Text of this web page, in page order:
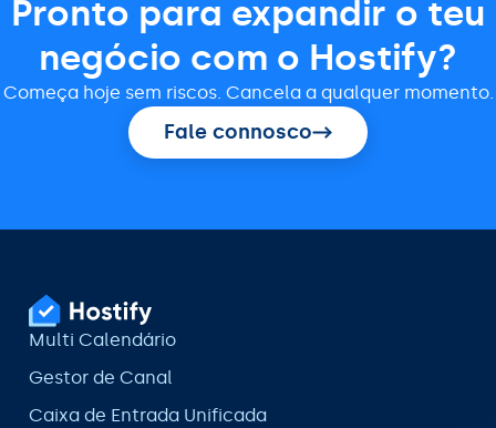
Pronto para expandir o teu
negócio com o Hostify?
Começa hoje sem riscos. Cancela a qualquer momento.
Fale connosco
Multi Calendário
Gestor de Canal
Caixa de Entrada Unificada